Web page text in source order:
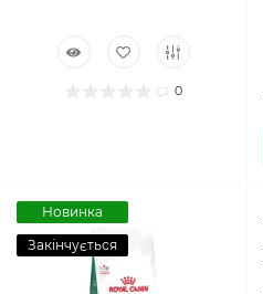
0
Новинка
Закінчується